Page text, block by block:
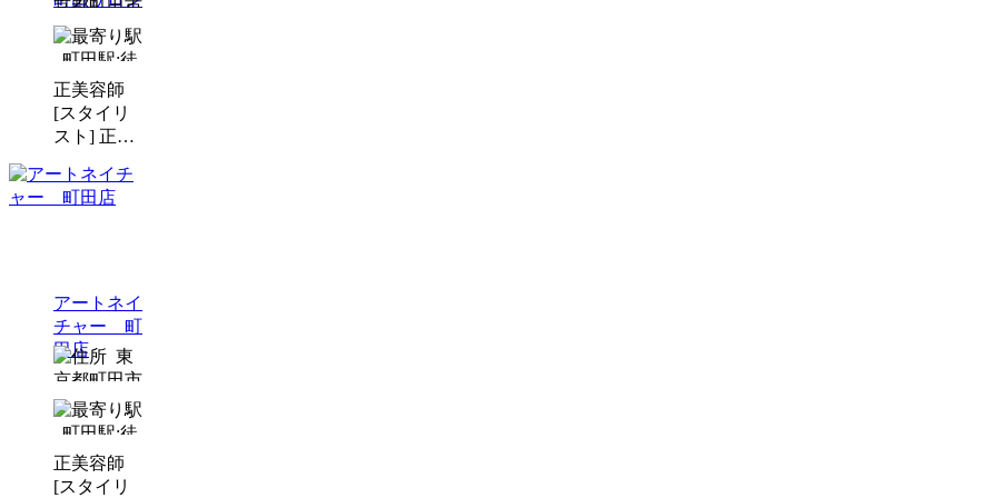
京都町田市
町田駅:徒
歩5分以内
正美容師
[スタイリ
スト] 正美
スタント
(中途)]パ
アートネイ
チャー 町
田店
東
京都町田市
町田駅:徒
歩5分以内
正美容師
[スタイリ